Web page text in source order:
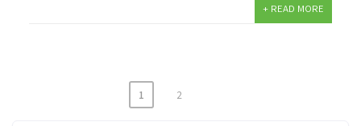
+ READ MORE
1 2